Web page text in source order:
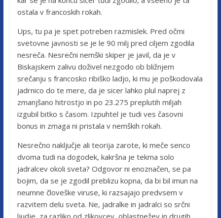
ostala v francoskih rokah.
Ups, tu pa je spet potreben razmislek. Pred očmi
svetovne javnosti se je le 90 milj pred ciljem zgodila
nesreča. Nesrečni nemški skiper je javil, da je v
Biskajskem zalivu doživel nezgodo ob bližnjem
srečanju s francosko ribiško ladjo, ki mu je poškodovala
jadrnico do te mere, da je sicer lahko plul naprej z
zmanjšano hitrostjo in po 23.275 preplutih miljah
izgubil bitko s časom. Izpuhtel je tudi ves časovni
bonus in zmaga ni pristala v nemških rokah.
Nesrečno naključje ali teorija zarote, ki meče senco
dvoma tudi na dogodek, kakršna je tekma solo
jadralcev okoli sveta? Odgovor ni enoznačen, se pa
bojim, da se je zgodil preblizu kopna, da bi bil imun na
neumne človeške viruse, ki razsajajo predvsem v
razvitem delu sveta. Ne, jadralke in jadralci so srčni
ljudje, za razliko od zlikovcev, oblastnežev in drugih